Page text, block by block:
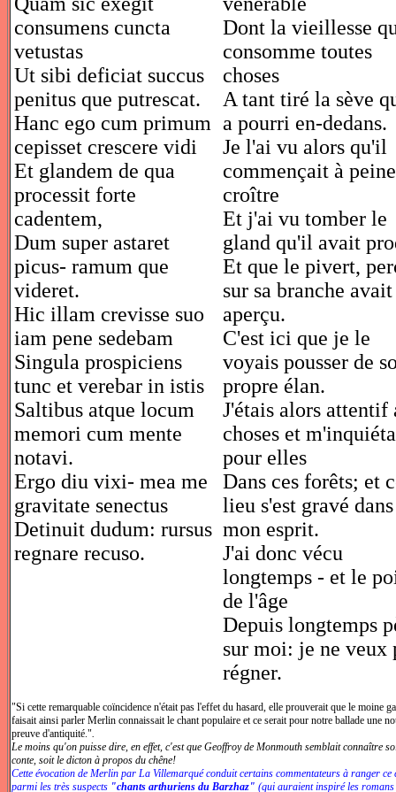
consumens cuncta
vetustas
Ut sibi deficiat succus
penitus que putrescat.
Hanc ego cum primum
cepisset crescere vidi
Et glandem de qua
processit forte
cadentem,
Dum super astaret
picus- ramum que
videret.
Hic illam crevisse suo
iam pene sedebam
Singula prospiciens
tunc et verebar in istis
Saltibus atque locum
memori cum mente
notavi.
Ergo diu vixi- mea me
gravitate senectus
Detinuit dudum: rursus
regnare recuso.
Dont la vieillesse
consomme toutes
choses
A tant tiré la sève
a pourri en-dedans.
Je l'ai vu alors qu'il
commençait à
croître
Et j'ai vu tomber le
gland qu'il avait
Et que le pivert,
sur sa branche avait
aperçu.
C'est ici que je le
voyais pousser de
propre élan.
J'étais alors attentif
choses et
pour elles
Dans ces forêts; et
lieu s'est gravé dans
mon esprit.
J'ai donc vécu
longtemps - et le
de l'âge
Depuis longtemps
sur moi: je ne veux
régner.
"Si cette remarquable coïncidence n'était pas l'effet du hasard, elle prouverait que le moine
faisait ainsi parler Merlin connaissait le chant populaire et ce serait pour notre ballade une
preuve d'antiquité.".
Le moins qu'on puisse dire, en effet, c'est que Geoffroy de Monmouth semblait connaître
conte, soit le dicton à propos du chêne!
Cette évocation de Merlin par La Villemarqué conduit certains commentateurs à ranger ce
parmi les très suspects "chants arthuriens du Barzhaz" (qui auraient inspiré les romans